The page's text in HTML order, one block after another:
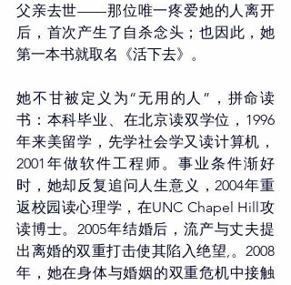
父亲去世——那位唯一疼爱她的人离开
后，首次产生了自杀念头；也因此，她
第一本书就取名《活下去》。
她不甘被定义为“无用的人”，拼命读
书：本科毕业、在北京读双学位，1996
年来美留学，先学社会学又读计算机，
2001年做软件工程师。事业条件渐好
时，她却反复追问人生意义，2004年重
返校园读心理学，在UNC Chapel Hill攻
读博士。2005年结婚后，流产与丈夫提
出离婚的双重打击使其陷入绝望,。2008
年，她在身体与婚姻的双重危机中接触